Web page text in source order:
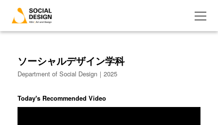
ソーシャルデザイン学科
Department of Social Design｜2025
Today's Recommended Video